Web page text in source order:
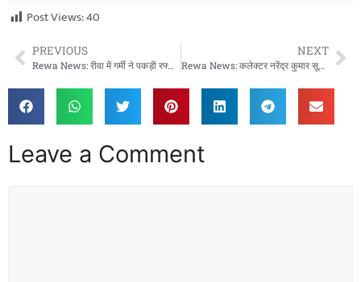
Post Views:40
PREVIOUS
Rewa News: रीवा में गर्मी ने पकड़ी रफ्तार, तापमान 42 डिग्री तक पहुंचा
NEXT
Rewa News: कलेक्टर नरेंद्र कुमार सूर्यवंशी का सख्त फैसला, विकास योजनाओं की धीमी रफ्तार पर कार्रवाई
Leave a Comment